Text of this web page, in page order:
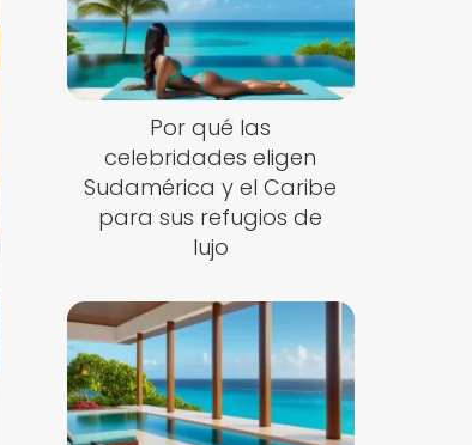
Por qué las
celebridades eligen
Sudamérica y el Caribe
para sus refugios de
lujo